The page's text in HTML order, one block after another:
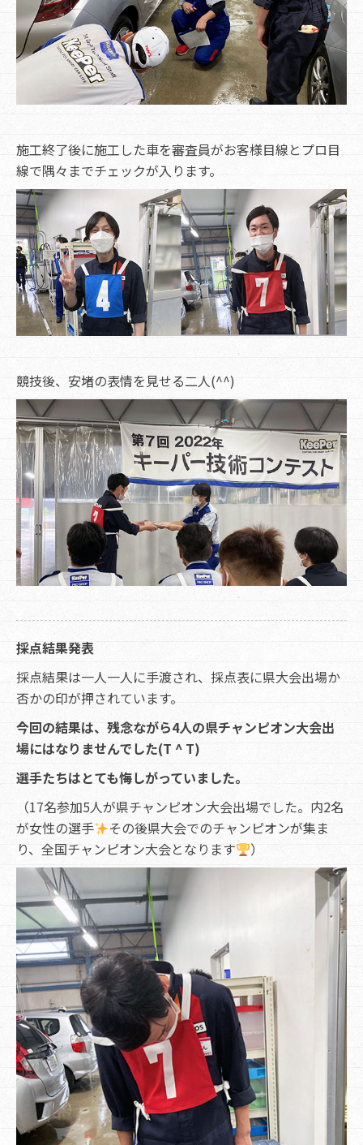
施工終了後に施工した車を審査員がお客様目線とプロ目
線で隅々までチェックが入ります。
競技後、安堵の表情を見せる二人(^^)
採点結果発表
採点結果は一人一人に手渡され、採点表に県大会出場か
否かの印が押されています。
今回の結果は、残念ながら4人の県チャンピオン大会出
場にはなりませんでした(T ^ T)
選手たちはとても悔しがっていました。
（17名参加5人が県チャンピオン大会出場でした。内2名
が女性の選手
その後県大会でのチャンピオンが集ま
り、全国チャンピオン大会となります
）